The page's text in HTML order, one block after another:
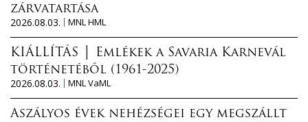
zárvatartása
2026.08.03.
MNL HML
KIÁLLÍTÁS │ Emlékek a Savaria Karnevál
történetéből (1961-2025)
2026.08.03.
MNL VaML
Aszályos évek nehézségei egy megszállt